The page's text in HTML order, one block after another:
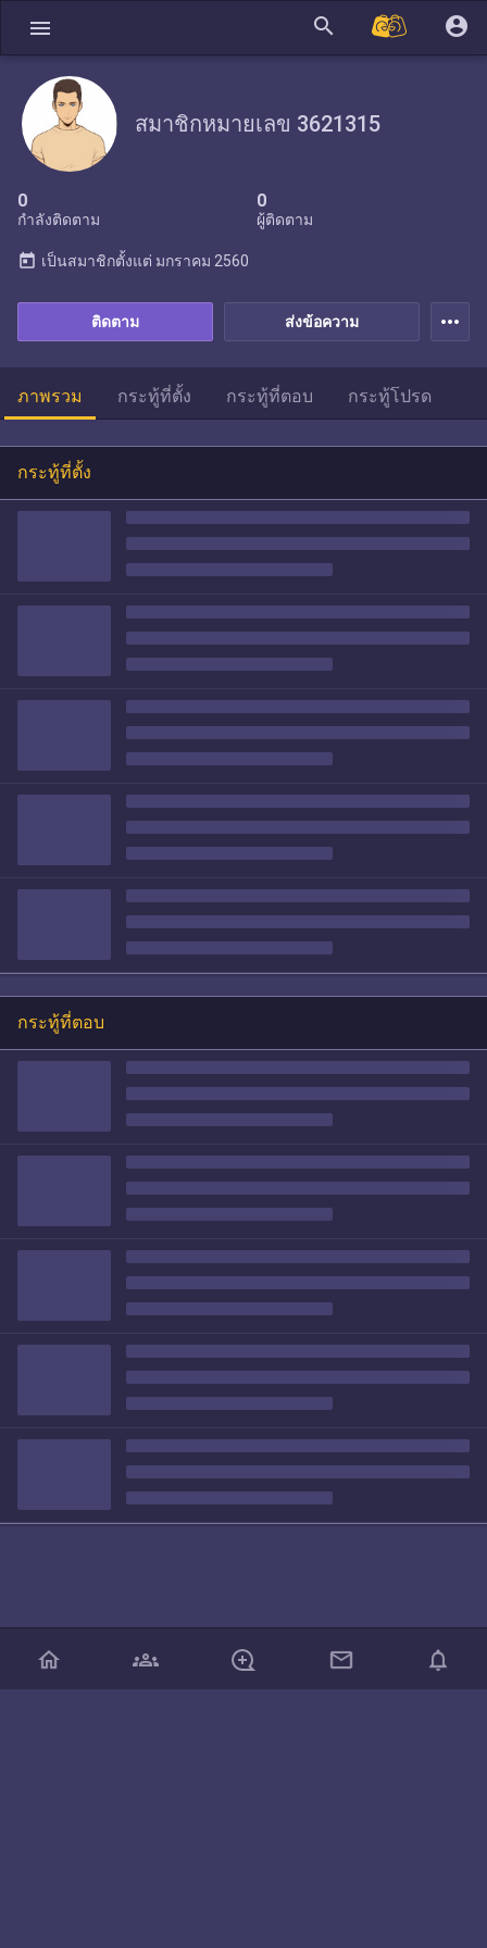
menu search account_circle
สมาชิกหมายเลข 3621315
0
กำลังติดตาม
0
ผู้ติดตาม
ส่งข้อความ
ติดตาม
today เป็นสมาชิกตั้งแต่ มกราคม 2560
more_horiz
ภาพรวม กระทู้ที่ตั้ง กระทู้ที่ตอบ กระทู้โปรด
กระทู้ที่ตั้ง
กระทู้ที่ตอบ